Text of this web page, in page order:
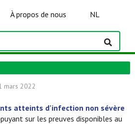
À propos de nous NL
mars 2022
atteints d'infection non sévère
sur les preuves disponibles au